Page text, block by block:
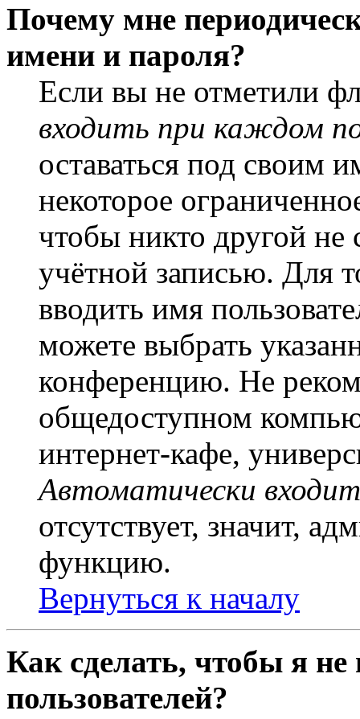
Почему мне
имени и пароля?
Если вы не отметили
входить при каждом
оставаться под своим
некоторое
чтобы никто другой не
учётной записью. Для
вводить имя
можете выбрать
конференцию. Не
общедоступном
интернет-кафе,
Автоматически
отсутствует, значит,
функцию.
Вернуться к началу
Как сделать, чтобы я
пользователей?